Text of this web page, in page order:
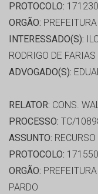
PROTOCOLO:
ORGÃO:
INTERESSADO(S):
RODRIGO DE
ADVOGADO(S):
RELATOR: CONS.
PROCESSO: TC/
ASSUNTO:
PROTOCOLO:
ORGÃO:
PARDO